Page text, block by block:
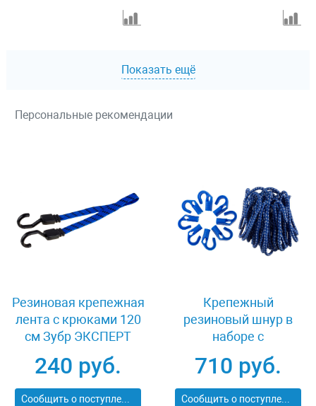
Показать ещё
Персональные рекомендации
Резиновая крепежная
лента с крюками 120
см Зубр ЭКСПЕРТ
240 руб.
Сообщить о поступлении
Крепежный
резиновый шнур в
наборе с
переставными
крюками 8 шт Зубр
ЭКСПЕРТ 40511
710 руб.
Сообщить о поступлении